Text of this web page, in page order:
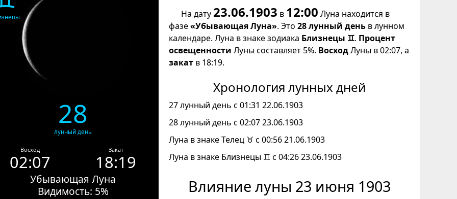
28
лунный день
Восход
02:07
Закат
18:19
Убывающая Луна
Видимость: 5%
На дату 23.06.1903 в 12:00 Луна находится в
фазе«Убывающая Луна». Это 28 лунный день в лунном
календаре. Луна в знаке зодиака Близнецы ♊. Процент
освещенности Луны составляет 5%. ВосходЛуны в 02:07, а
закат в 18:19.
Хронология лунных дней
27 лунный день с 01:31 22.06.1903
28 лунный день с 02:07 23.06.1903
Луна в знаке Телец ♉ с 00:56 21.06.1903
Луна в знаке Близнецы ♊ с 04:26 23.06.1903
Влияние луны 23 июня 1903